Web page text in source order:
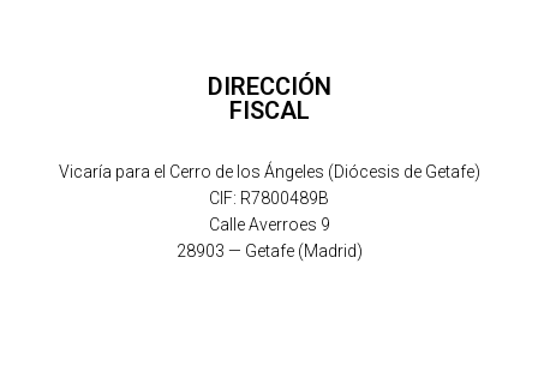
DIRECCIÓN
FISCAL
Vicaría para el Cerro de los Ángeles (Diócesis de Getafe)
CIF: R7800489B
Calle Averroes 9
28903 — Getafe (Madrid)